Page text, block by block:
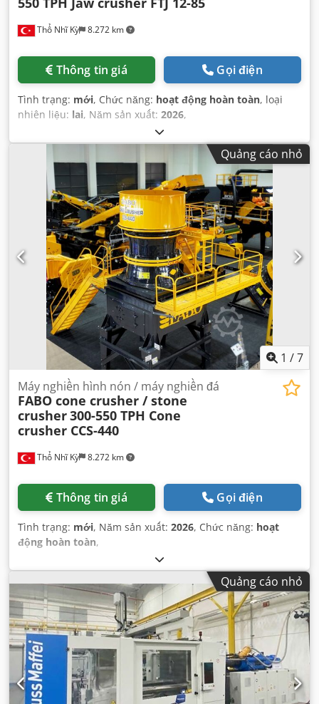
Thổ Nhĩ Kỳ 8.272 km
Thông tin giá Gọi điện
Tình trạng: mới, Chức năng: hoạt động hoàn toàn, loại
nhiên liệu: lai, Năm sản xuất: 2026,
Quảng cáo nhỏ
1 /7
Thổ Nhĩ Kỳ 8.272 km
Máy nghiền hình nón / máy nghiền đá
FABO cone crusher / stone
crusher300-550 TPH Cone
crusher CCS-440
Thông tin giá Gọi điện
Tình trạng: mới, Năm sản xuất: 2026, Chức năng: hoạt
động hoàn toàn,
Quảng cáo nhỏ